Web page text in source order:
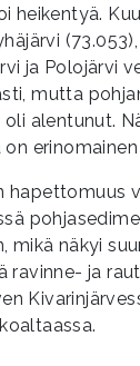
heikentyä.
ja Polojärvi
mutta
alentunut.
hapettomuus
mikä näkyi
ravinne- ja